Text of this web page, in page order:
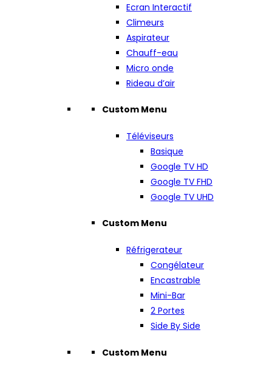
Ecran Interactif
Climeurs
Aspirateur
Chauff-eau
Micro onde
Rideau d’air
Custom Menu
Téléviseurs
Basique
Google TV HD
Google TV FHD
Google TV UHD
Custom Menu
Réfrigerateur
Congélateur
Encastrable
Mini-Bar
2 Portes
Side By Side
Custom Menu